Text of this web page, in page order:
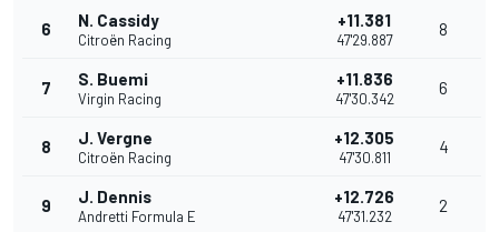
6 N. Cassidy
Citroën Racing
+11.381
47'29.887
8
7 S. Buemi
Virgin Racing
+11.836
47'30.342
6
8 J. Vergne
Citroën Racing
+12.305
47'30.811
4
9 J. Dennis
Andretti Formula E
+12.726
47'31.232
2